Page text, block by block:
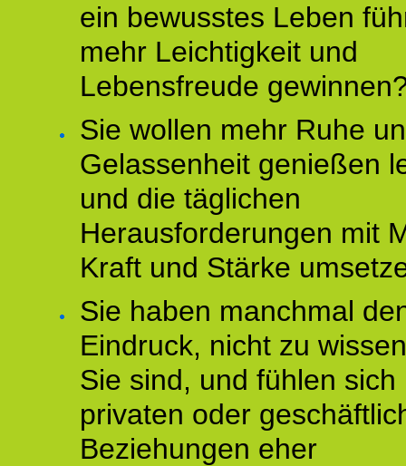
ein bewusstes Leben
mehr Leichtigkeit und
Lebensfreude
Sie wollen mehr Ruhe
Gelassenheit genießen
und die täglichen
Herausforderungen mit
Kraft und Stärke
Sie haben manchmal
Eindruck, nicht zu
Sie sind, und fühlen sich
privaten oder
Beziehungen eher